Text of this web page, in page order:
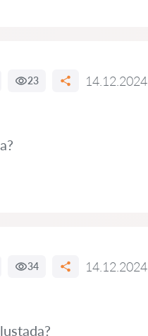
23 14.12.2024
34 14.12.2024